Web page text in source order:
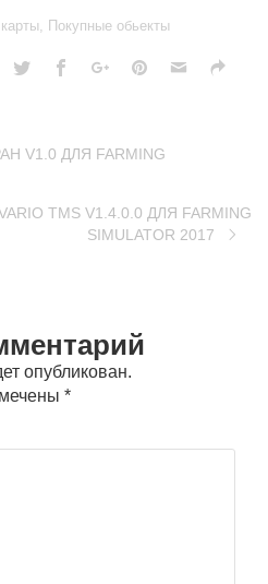
, Покупные обьекты
V1.0 ДЛЯ FARMING
TMS V1.4.0.0 ДЛЯ FARMING
SIMULATOR 2017
опубликован.
*